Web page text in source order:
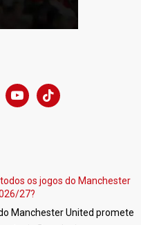
youtube-
play
tiktok
os jogos do Manchester
27?
Manchester United promete